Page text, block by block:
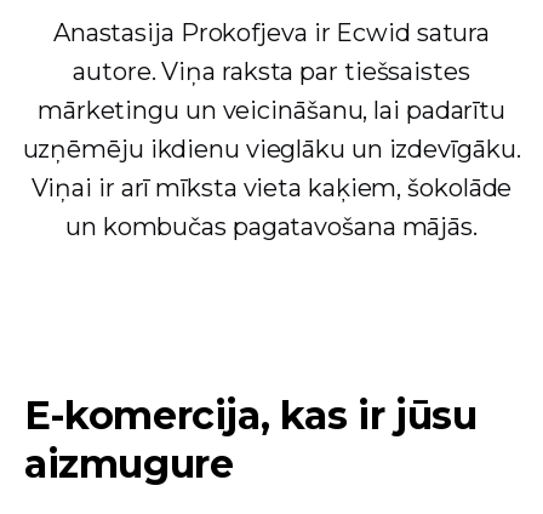
Anastasija Prokofjeva ir Ecwid satura
autore. Viņa raksta par tiešsaistes
mārketingu un veicināšanu, lai padarītu
uzņēmēju ikdienu vieglāku un izdevīgāku.
Viņai ir arī mīksta vieta kaķiem, šokolāde
un kombučas pagatavošana mājās.
E-komercija, kas ir jūsu
aizmugure